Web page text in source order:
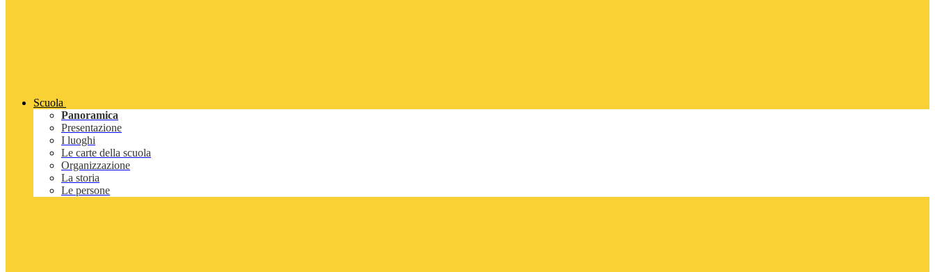
Scuola
Panoramica
Presentazione
I luoghi
Le carte della scuola
Organizzazione
La storia
Le persone